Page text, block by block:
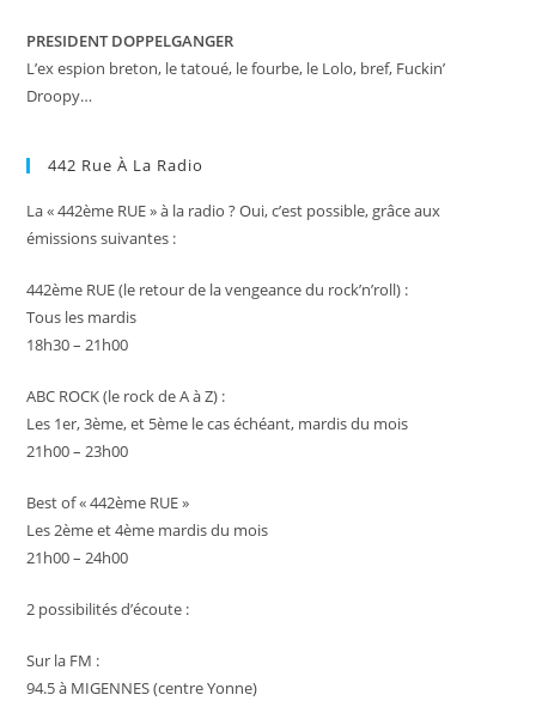
PRESIDENT DOPPELGANGER
L’ex espion breton, le tatoué, le fourbe, le Lolo, bref, Fuckin’
Droopy…
442 Rue À La Radio
La « 442ème RUE » à la radio ? Oui, c’est possible, grâce aux
émissions suivantes :
442ème RUE (le retour de la vengeance du rock’n’roll) :
Tous les mardis
18h30 – 21h00
ABC ROCK (le rock de A à Z) :
Les 1er, 3ème, et 5ème le cas échéant, mardis du mois
21h00 – 23h00
Best of « 442ème RUE »
Les 2ème et 4ème mardis du mois
21h00 – 24h00
2 possibilités d’écoute :
Sur la FM :
94.5 à MIGENNES (centre Yonne)